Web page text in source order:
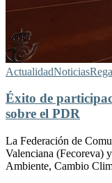
ActualidadNoticias
Éxito de
sobre el PDR
La Federación de
Valenciana (Fecoreva)
Ambiente, Cambio